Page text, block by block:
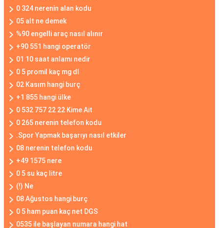
0 324 nerenin alan kodu
05 alt ne demek
%90 engelli araç nasıl alınır
+90 551 hangi operatör
01 10 saat anlamı nedir
0 5 promil kaç mg dl
02 Kasım hangi burç
+1 855 hangi ülke
0 532 757 22 22 Kime Ait
0 265 nerenin telefon kodu
.Spor Yapmak başarıyı nasıl etkiler
08 nerenin telefon kodu
+49 1575 nere
0 5 su kaç litre
(!) Ne
08 Ağustos hangi burç
0 5 ham puan kaç net DGS
0535 ile başlayan numara hangi hat